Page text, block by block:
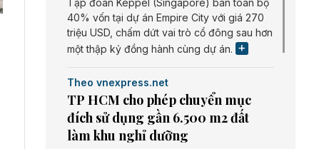
40% vốn tại dự án Empire City với giá 270
triệu USD, chấm dứt vai trò cổ đông sau hơn
một thập kỷ đồng hành cùng dự án.
Theo vnexpress.net
TP HCM cho phép chuyển mục
đích sử dụng gần 6.500 m2 đất
làm khu nghỉ dưỡng